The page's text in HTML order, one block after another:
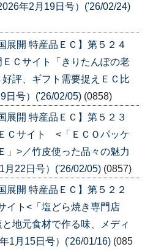
年2月19日号）('26/02/24)
展開 特産品ＥＣ】第５２４
Ｃサイト「きりたんぽの老
評、ギフト需要捉えＥＣ比
日号）('26/02/05) (0858)
展開 特産品ＥＣ】第５２３
Ｃサイト <「ＥＣＯパッケ
」>／竹皮使った品々の魅力
月22日号）('26/02/05) (0857)
展開 特産品ＥＣ】第５２２
イト<「塩どら焼き専門店
地元食材で作る味、メディ
1月15日号）('26/01/16) (085